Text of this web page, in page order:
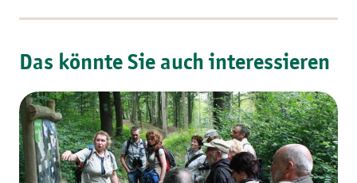
Das könnte Sie auch interessieren